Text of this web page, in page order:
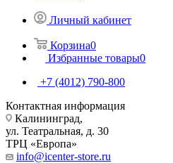
Личный кабинет
Корзина0
Избранные товары0
+7 (4012) 790-800
Контактная информация
Калининград,
ул. Театральная, д. 30
ТРЦ «Европа»
info@icenter-store.ru